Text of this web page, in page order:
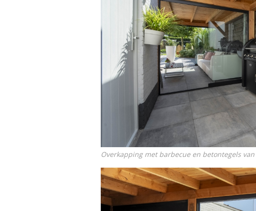
Overkapping met barbecue en betontegels